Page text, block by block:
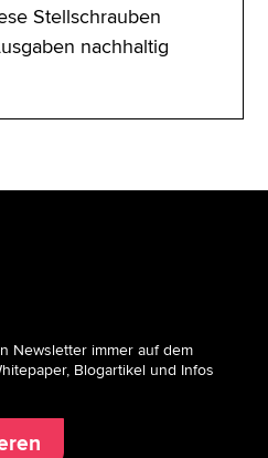
Stellschrauben
nachhaltig
Newsletter immer auf dem
Blogartikel und Infos